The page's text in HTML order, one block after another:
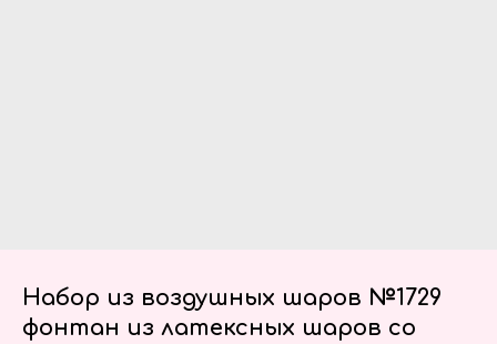
Набор из воздушных шаров №1729
фонтан из латексных шаров со